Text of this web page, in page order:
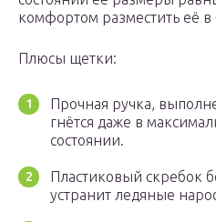
комфортом разместить её в
Плюсы щетки:
Прочная ручка,
гнётся даже в
состоянии.
Пластиковый скребок
устранит ледяные